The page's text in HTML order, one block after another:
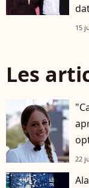
15
Les
22